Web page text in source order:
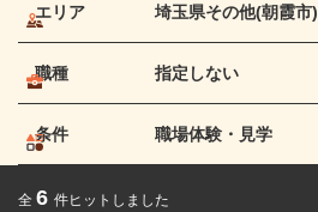
エリア 埼玉県その他(朝霞市)
職種 指定しない
条件 職場体験・見学
全 6 件ヒットしました